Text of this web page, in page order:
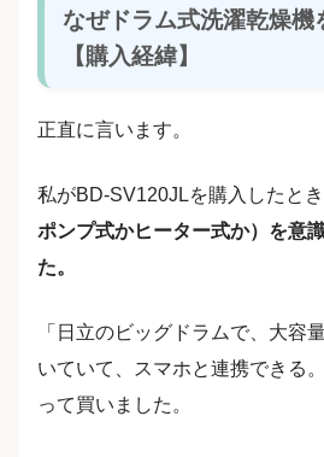
なぜドラム式洗濯乾燥機
【購入経緯】
正直に言います。
私がBD-SV120JLを購入したとき
ポンプ式かヒーター式か）を意
た。
「日立のビッグドラムで、大容
いていて、スマホと連携できる
って買いました。